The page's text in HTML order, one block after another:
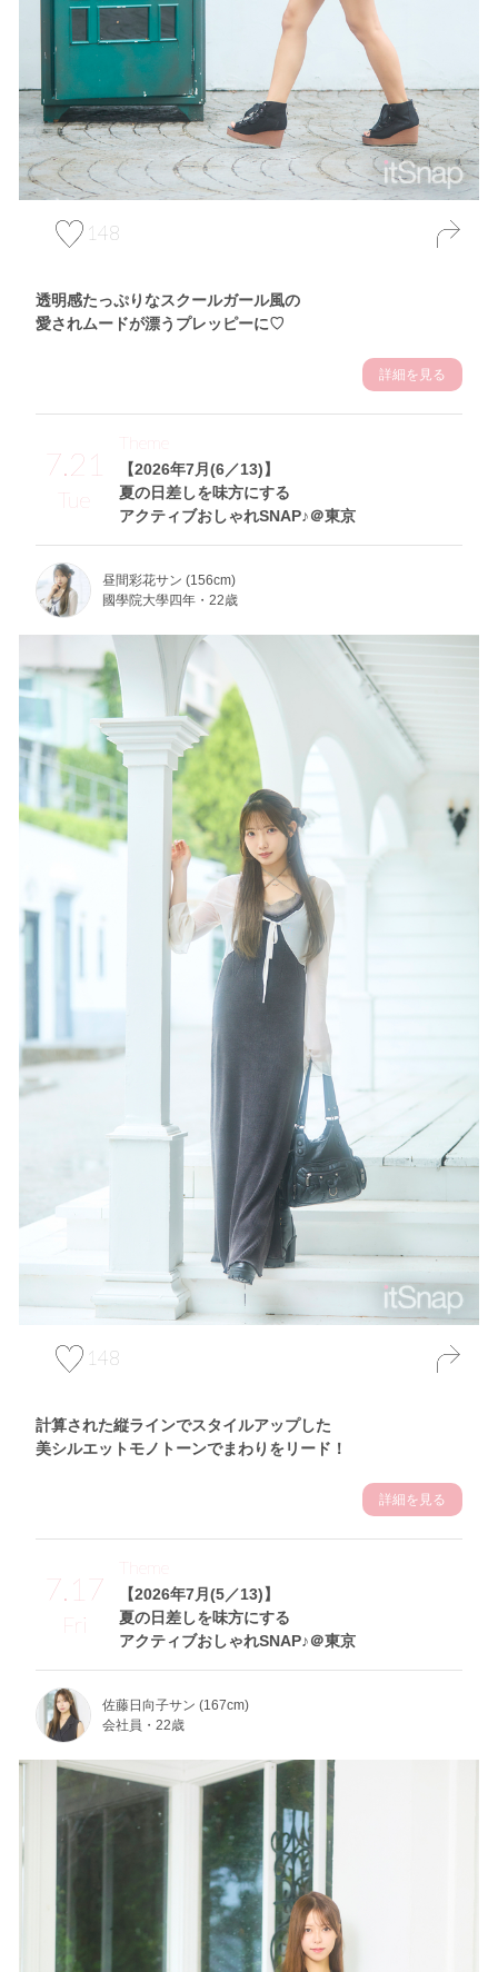
148
透明感たっぷりなスクールガール風の
愛されムードが漂うプレッピーに♡
詳細を見る
7.21
Tue
【2026年7月(6／13)】
夏の日差しを味方にする
アクティブおしゃれSNAP♪＠東京
Theme
昼間彩花サン (156cm)
國學院大學四年・22歳
148
計算された縦ラインでスタイルアップした
美シルエットモノトーンでまわりをリード！
詳細を見る
7.17
Fri
【2026年7月(5／13)】
夏の日差しを味方にする
アクティブおしゃれSNAP♪＠東京
Theme
佐藤日向子サン (167cm)
会社員・22歳